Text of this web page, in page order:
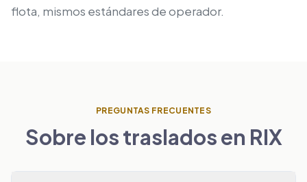
flota, mismos estándares de operador.
PREGUNTAS FRECUENTES
Sobre los traslados en RIX